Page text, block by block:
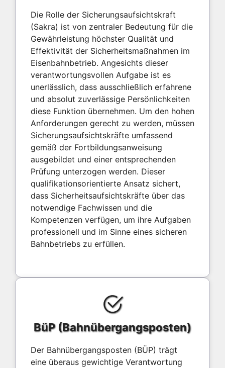
Die Rolle der Sicherungsaufsichtskraft
(Sakra) ist von zentraler Bedeutung für die
Gewährleistung höchster Qualität und
Effektivität der Sicherheitsmaßnahmen im
Eisenbahnbetrieb. Angesichts dieser
verantwortungsvollen Aufgabe ist es
unerlässlich, dass ausschließlich erfahrene
und absolut zuverlässige Persönlichkeiten
diese Funktion übernehmen. Um den hohen
Anforderungen gerecht zu werden, müssen
Sicherungsaufsichtskräfte umfassend
gemäß der Fortbildungsanweisung
ausgebildet und einer entsprechenden
Prüfung unterzogen werden. Dieser
qualifikationsorientierte Ansatz sichert,
dass Sicherheitsaufsichtskräfte über das
notwendige Fachwissen und die
Kompetenzen verfügen, um ihre Aufgaben
professionell und im Sinne eines sicheren
Bahnbetriebs zu erfüllen.
BüP (Bahnübergangsposten)
Der Bahnübergangsposten (BÜP) trägt
eine überaus gewichtige Verantwortung